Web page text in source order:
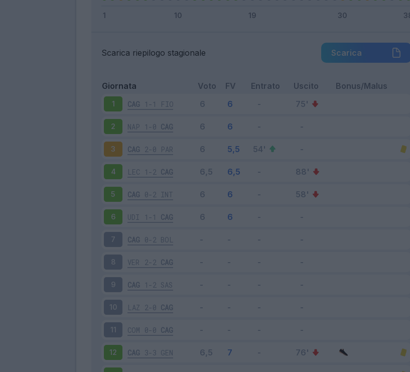
Scarica riepilogo stagionale Scarica
Giornata Voto FV Entrato Uscito Bonus/Malus
1 CAG 1-1 FIO
2 NAP 1-0 CAG
3 CAG 2-0 PAR
4 LEC 1-2 CAG
5 CAG 0-2 INT
6 UDI 1-1 CAG
7 CAG 0-2 BOL
8 VER 2-2 CAG
9 CAG 1-2 SAS
10 LAZ 2-0 CAG
11 COM 0-0 CAG
12 CAG 3-3 GEN